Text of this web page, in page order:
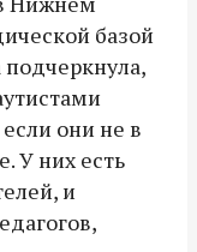
базой
они не в
У них есть
и